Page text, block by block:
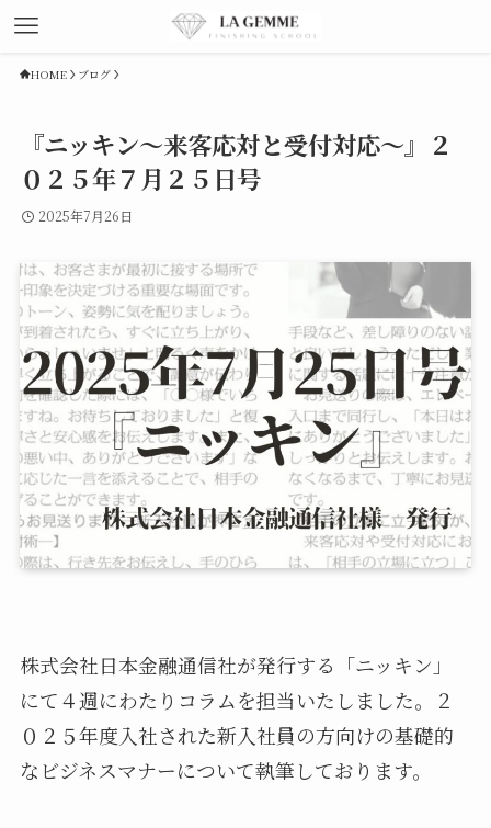
HOME ブログ
『ニッキン～来客応対と受付対応～』２
０２５年７月２５日号
2025年7月26日
株式会社日本金融通信社が発行する「ニッキン」
にて４週にわたりコラムを担当いたしました。２
０２５年度入社された新入社員の方向けの基礎的
なビジネスマナーについて執筆しております。